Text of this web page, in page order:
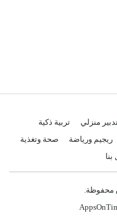
منزلي
تربية ذكية
ريجيم ورياضة
صحة وتغذية